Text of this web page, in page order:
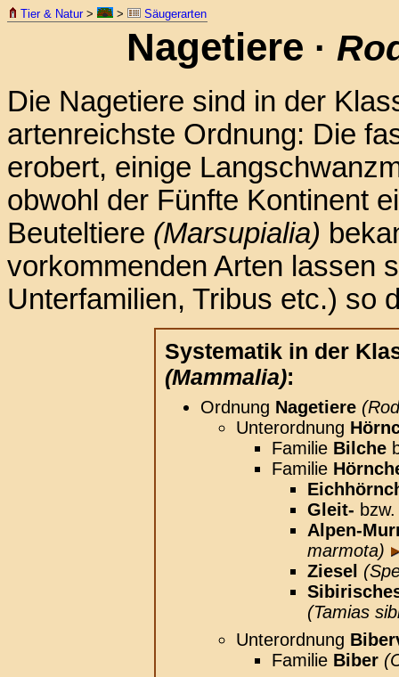
Tier & Natur> > Säugerarten
Nagetiere ·
Die Nagetiere sind in der
artenreichste Ordnung: Die
erobert, einige
obwohl der Fünfte Kontinent
Beuteltiere (Marsupialia)
vorkommenden Arten lassen
Unterfamilien, Tribus etc.) so
Systematik in der
(Mammalia):
Ordnung Nagetiere
Unterordnung
Familie Bilche
Familie
Gleit-
Alpen-
marmota)
Ziesel
(Tamias
Unterordnung
Familie Biber